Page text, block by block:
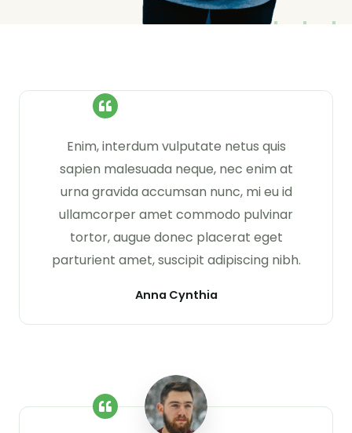
Enim, interdum vulputate netus quis
sapien malesuada neque, nec enim at
urna gravida accumsan nunc, mi eu id
ullamcorper amet commodo pulvinar
tortor, augue donec placerat eget
parturient amet, suscipit adipiscing nibh.
Anna Cynthia